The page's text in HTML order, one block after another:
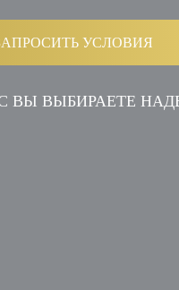
УСЛОВИЯ
ВЫ ВЫБИРАЕТЕ